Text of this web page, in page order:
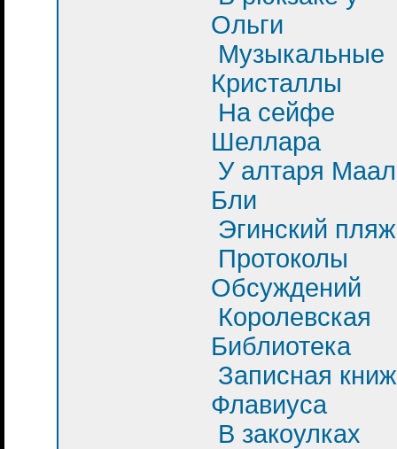
Ольги
Музыкальные
Кристаллы
На сейфе
Шеллара
У алтаря
Бли
Эгинский пляж
Протоколы
Обсуждений
Королевская
Библиотека
Записная
Флавиуса
В закоулках